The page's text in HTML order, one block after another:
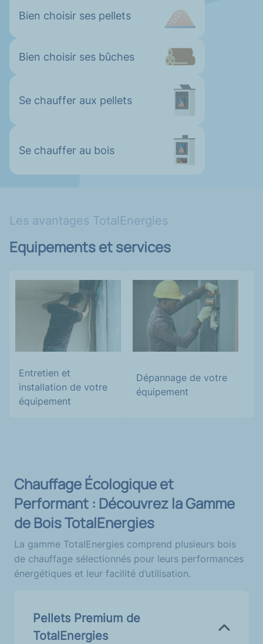
Bien choisir ses pellets
Bien choisir ses bûches
Se chauffer aux pellets
Se chauffer au bois
Les avantages TotalEnergies
Equipements et services
Entretien et
installation de votre
équipement
Dépannage de votre
équipement
Chauffage Écologique et
Performant : Découvrez la Gamme
de Bois TotalEnergies
La gamme TotalEnergies comprend plusieurs bois
de chauffage sélectionnés pour leurs performances
énergétiques et leur facilité d’utilisation.
Pellets Premium de
TotalEnergies